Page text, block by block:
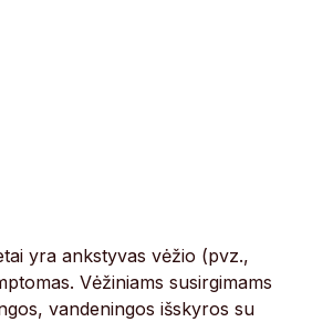
yra ankstyvas vėžio (pvz.,
Vėžiniams susirgimams
vandeningos išskyros su